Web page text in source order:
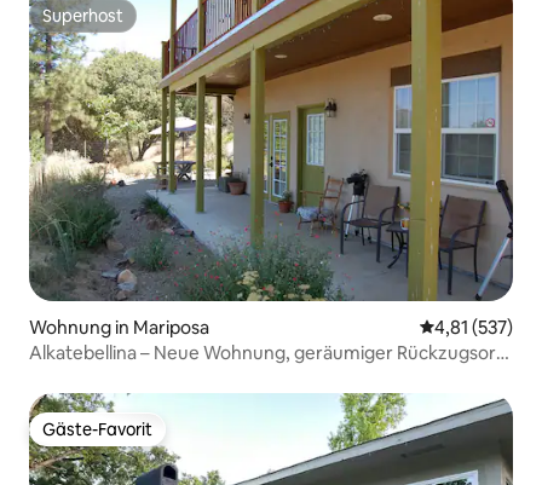
Superhost
Superhost
Wohnung in Mariposa
4,81 (537)
Alkatebellina – Neue Wohnung, geräumiger Rückzugsort
Gäste-Favorit
Gäste-Favorit